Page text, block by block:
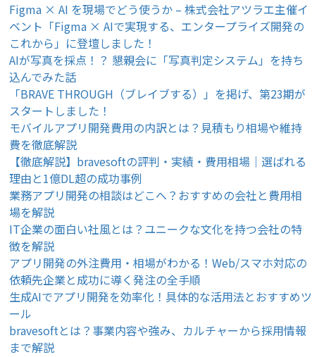
Figma × AI を現場でどう使うか – 株式会社アツラエ主催イ
ベント「Figma × AIで実現する、エンタープライズ開発の
これから」に登壇しました！
AIが写真を採点！？ 懇親会に「写真判定システム」を持ち
込んでみた話
「BRAVE THROUGH（ブレイブする）」を掲げ、第23期が
スタートしました！
モバイルアプリ開発費用の内訳とは？見積もり相場や維持
費を徹底解説
【徹底解説】bravesoftの評判・実績・費用相場｜選ばれる
理由と1億DL超の成功事例
業務アプリ開発の相談はどこへ？おすすめの会社と費用相
場を解説
IT企業の面白い社風とは？ユニークな文化を持つ会社の特
徴を解説
アプリ開発の外注費用・相場がわかる！Web/スマホ対応の
依頼先企業と成功に導く発注の全手順
生成AIでアプリ開発を効率化！具体的な活用法とおすすめツ
ール
bravesoftとは？事業内容や強み、カルチャーから採用情報
まで解説